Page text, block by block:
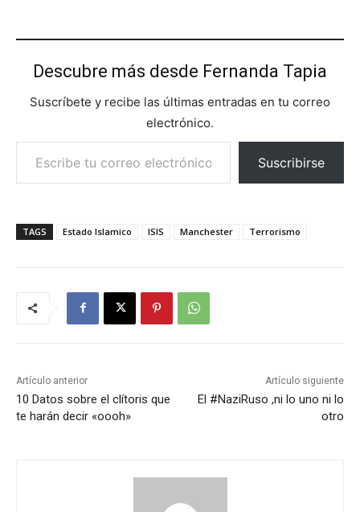
Descubre más desde Fernanda Tapia
Suscríbete y recibe las últimas entradas en tu correo
electrónico.
Escribe tu correo electrónico…
Suscribirse
TAGS Estado Islamico ISIS Manchester Terrorismo
Artículo anterior
10 Datos sobre el clítoris que
te harán decir «oooh»
Artículo siguiente
El #NaziRuso ,ni lo uno ni lo
otro